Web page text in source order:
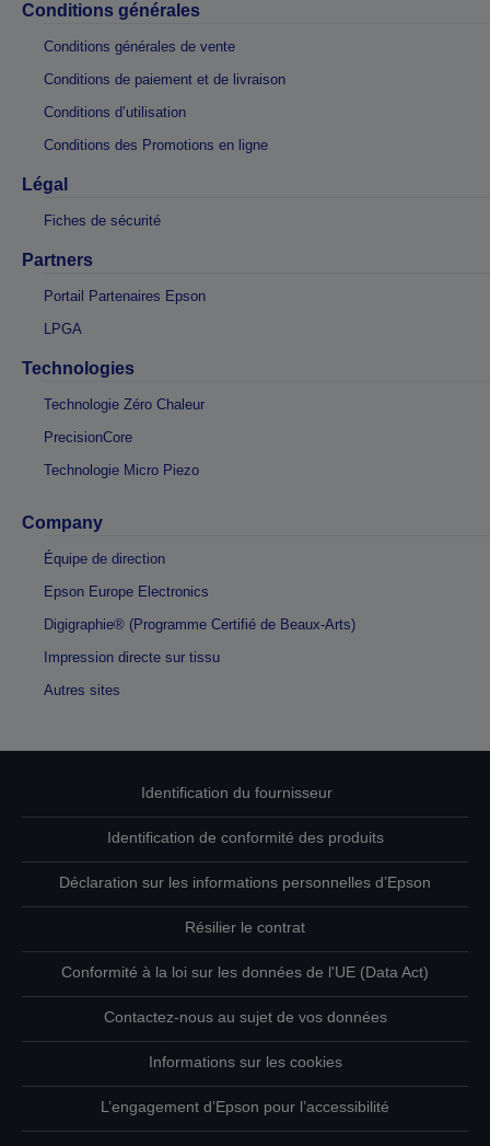
Conditions générales
Conditions générales de vente
Conditions de paiement et de livraison
Conditions d’utilisation
Conditions des Promotions en ligne
Légal
Fiches de sécurité
Partners
Portail Partenaires Epson
LPGA
Technologies
Technologie Zéro Chaleur
PrecisionCore
Technologie Micro Piezo
Company
Équipe de direction
Epson Europe Electronics
Digigraphie® (Programme Certifié de Beaux-Arts)
Impression directe sur tissu
Autres sites
Identification du fournisseur
Identification de conformité des produits
Déclaration sur les informations personnelles d’Epson
Résilier le contrat
Conformité à la loi sur les données de l'UE (Data Act)
Contactez-nous au sujet de vos données
Informations sur les cookies
L’engagement d’Epson pour l’accessibilité